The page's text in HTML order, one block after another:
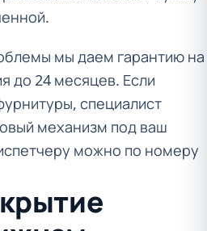
мы даем гарантию на
до 24 месяцев. Если
специалист
механизм под ваш
можно по номеру